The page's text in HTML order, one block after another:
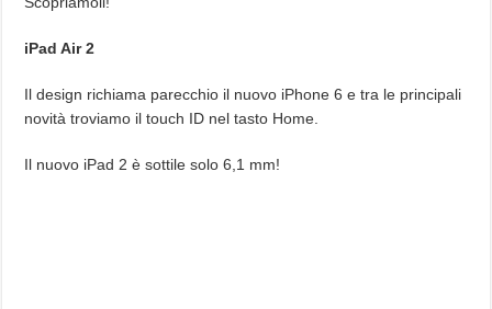
iPad Air 2
Il design richiama parecchio il nuovo iPhone 6 e tra le principali
novità troviamo il touch ID nel tasto Home.
Il nuovo iPad 2 è sottile solo 6,1 mm!